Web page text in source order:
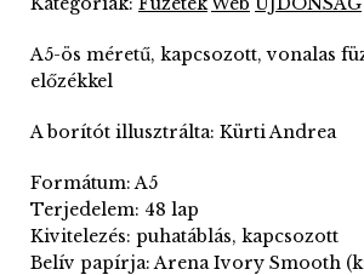
A5-ös méretű, kapcsozott, vonalas
előzékkel
A borítót illusztrálta: Kürti Andrea
Formátum: A5
Terjedelem: 48 lap
Kivitelezés: puhatáblás, kapcsozott
Belív papírja: Arena Ivory Smooth